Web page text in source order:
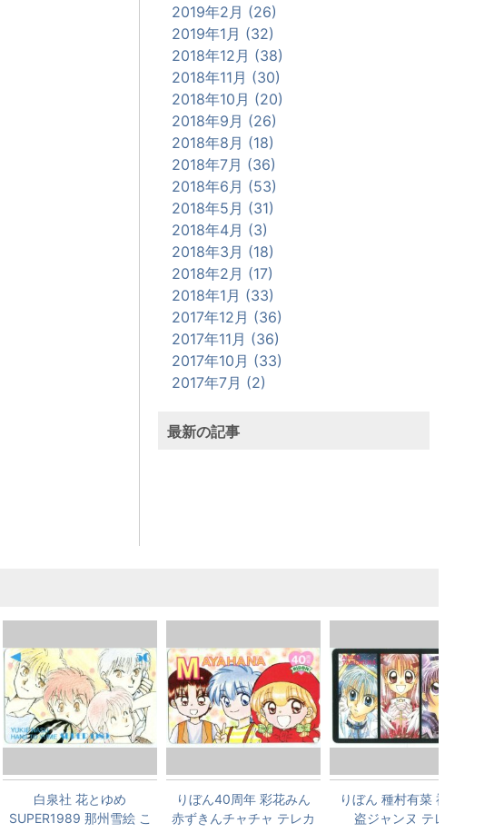
2019年2月 (26)
2019年1月 (32)
2018年12月 (38)
2018年11月 (30)
2018年10月 (20)
2018年9月 (26)
2018年8月 (18)
2018年7月 (36)
2018年6月 (53)
2018年5月 (31)
2018年4月 (3)
2018年3月 (18)
2018年2月 (17)
2018年1月 (33)
2017年12月 (36)
2017年11月 (36)
2017年10月 (33)
2017年7月 (2)
最新の記事
白泉社 花とゆめ
SUPER1989 那州雪絵 こ
りぼん40周年 彩花みん
赤ずきんチャチャ テレカ
りぼん 種村有菜 神風怪
盗ジャンヌ テレカ